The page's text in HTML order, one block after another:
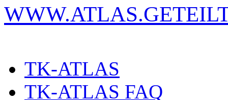
TK-ATLAS
TK-ATLAS FAQ